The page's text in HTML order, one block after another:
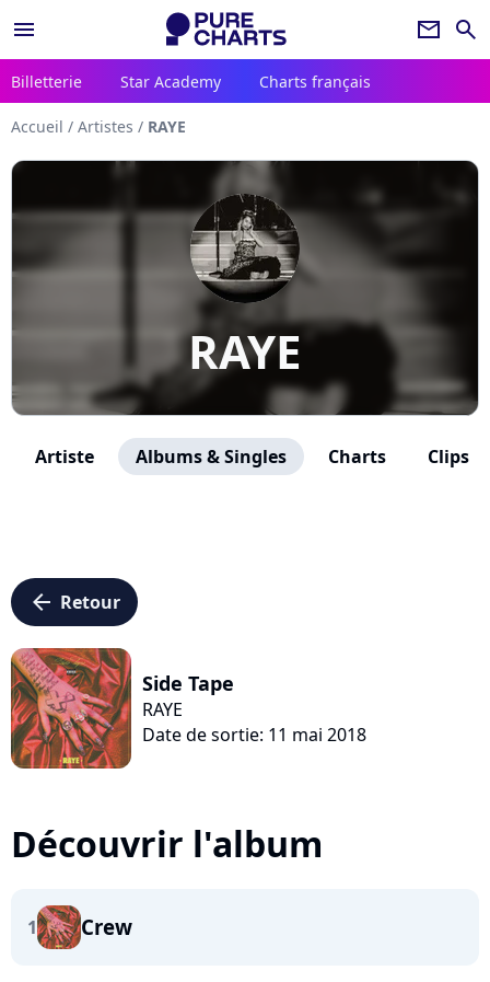
menu newsletter search
Billetterie Star Academy Charts français
Accueil / Artistes / RAYE
RAYE
Artiste Albums & Singles Charts Clips
arrow_left Retour
Side Tape
RAYE
Date de sortie: 11 mai 2018
Découvrir l'album
1 Crew